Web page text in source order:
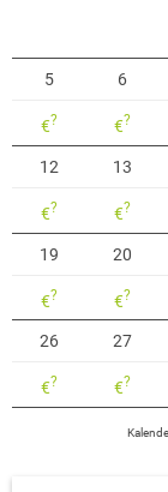
🏰 Veste Coburg:
Deutschlands –
Augsburg.
Wald beginnt nur
Wanderer und
laden Orte wie
Streifzügen ein.
sich – deftige
5
€?
6
€?
12
€?
13
€?
19
€?
20
€?
26
€?
27
€?